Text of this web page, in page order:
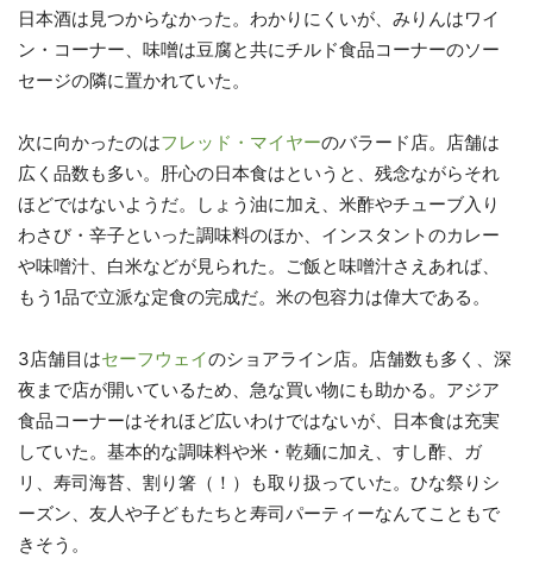
日本酒は見つからなかった。わかりにくいが、みりんはワイ
ン・コーナー、味噌は豆腐と共にチルド食品コーナーのソー
セージの隣に置かれていた。
次に向かったのはフレッド・マイヤーのバラード店。店舗は
広く品数も多い。肝心の日本食はというと、残念ながらそれ
ほどではないようだ。しょう油に加え、米酢やチューブ入り
わさび・辛子といった調味料のほか、インスタントのカレー
や味噌汁、白米などが見られた。ご飯と味噌汁さえあれば、
もう1品で立派な定食の完成だ。米の包容力は偉大である。
3店舗目はセーフウェイのショアライン店。店舗数も多く、深
夜まで店が開いているため、急な買い物にも助かる。アジア
食品コーナーはそれほど広いわけではないが、日本食は充実
していた。基本的な調味料や米・乾麺に加え、すし酢、ガ
リ、寿司海苔、割り箸（！）も取り扱っていた。ひな祭りシ
ーズン、友人や子どもたちと寿司パーティーなんてこともで
きそう。